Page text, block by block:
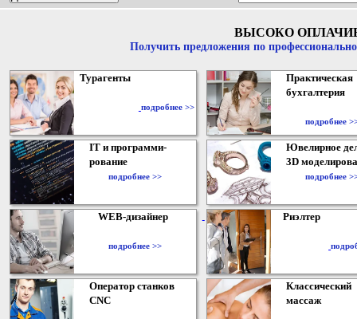
ВЫСОКО
Получить предложения по
Турагенты
подробнее >>
Практическая
бухгалтерия
подробнее
IT и программи-
рование
подробнее >>
Ювелирное
3D
подробнее
WEB-дизайнер
подробнее >>
Риэлтер
Оператор станков
CNC
Классический
массаж